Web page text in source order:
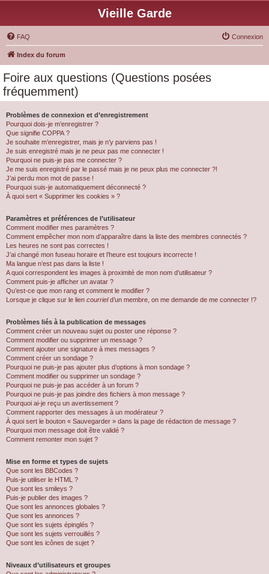
Vieille Garde
FAQ Connexion
Index du forum
Foire aux questions (Questions posées
fréquemment)
Problèmes de connexion et d’enregistrement
Pourquoi dois-je m’enregistrer ?
Que signifie COPPA ?
Je souhaite m’enregistrer, mais je n’y parviens pas !
Je suis enregistré mais je ne peux pas me connecter !
Pourquoi ne puis-je pas me connecter ?
Je me suis enregistré par le passé mais je ne peux plus me connecter ?!
J’ai perdu mon mot de passe !
Pourquoi suis-je automatiquement déconnecté ?
À quoi sert « Supprimer les cookies » ?
Paramètres et préférences de l’utilisateur
Comment modifier mes paramètres ?
Comment empêcher mon nom d’apparaître dans la liste des membres connectés ?
Les heures ne sont pas correctes !
J’ai changé mon fuseau horaire et l’heure est toujours incorrecte !
Ma langue n’est pas dans la liste !
A quoi correspondent les images à proximité de mon nom d’utilisateur ?
Comment puis-je afficher un avatar ?
Qu’est-ce que mon rang et comment le modifier ?
Lorsque je clique sur le lien courrield’un membre, on me demande de me connecter !?
Problèmes liés à la publication de messages
Comment créer un nouveau sujet ou poster une réponse ?
Comment modifier ou supprimer un message ?
Comment ajouter une signature à mes messages ?
Comment créer un sondage ?
Pourquoi ne puis-je pas ajouter plus d’options à mon sondage ?
Comment modifier ou supprimer un sondage ?
Pourquoi ne puis-je pas accéder à un forum ?
Pourquoi ne puis-je pas joindre des fichiers à mon message ?
Pourquoi ai-je reçu un avertissement ?
Comment rapporter des messages à un modérateur ?
À quoi sert le bouton « Sauvegarder » dans la page de rédaction de message ?
Pourquoi mon message doit être validé ?
Comment remonter mon sujet ?
Mise en forme et types de sujets
Que sont les BBCodes ?
Puis-je utiliser le HTML ?
Que sont les smileys ?
Puis-je publier des images ?
Que sont les annonces globales ?
Que sont les annonces ?
Que sont les sujets épinglés ?
Que sont les sujets verrouillés ?
Que sont les icônes de sujet ?
Niveaux d’utilisateurs et groupes